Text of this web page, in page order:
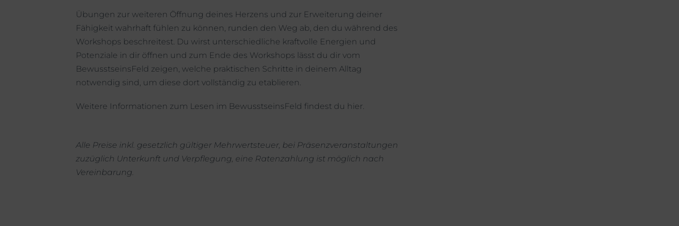
Übungen zur weiteren Öffnung deines Herzens und zur Erweiterung deiner
Fähigkeit wahrhaft fühlen zu können, runden den Weg ab, den du während des
Workshops beschreitest. Du wirst unterschiedliche kraftvolle Energien und
Potenziale in dir öffnen und zum Ende des Workshops lässt du dir vom
BewusstseinsFeld zeigen, welche praktischen Schritte in deinem Alltag
notwendig sind, um diese dort vollständig zu etablieren.
Weitere Informationen zum Lesen im BewusstseinsFeld findest du hier.
Alle Preise inkl. gesetzlich gültiger Mehrwertsteuer, bei Präsenzveranstaltungen
zuzüglich Unterkunft und Verpflegung, eine Ratenzahlung ist möglich nach
Vereinbarung.